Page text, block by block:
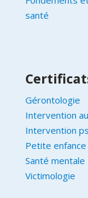
santé
Gérontologie
Intervention
Intervention
Petite
Santé mentale
Victimologie